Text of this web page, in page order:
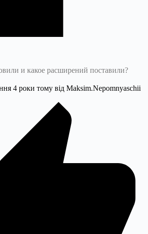
и какое расширений поставили?
4 роки тому від Maksim.Nepomnyaschii